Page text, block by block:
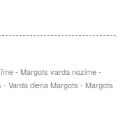
- Margots varda nozime -
Varda diena Margots - Margots